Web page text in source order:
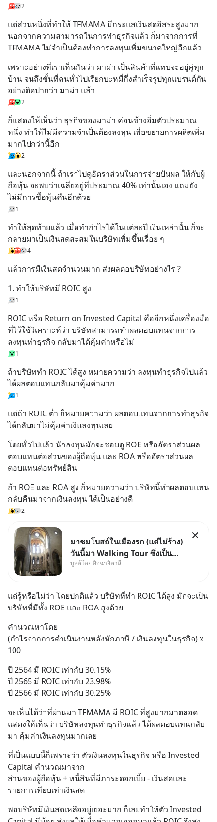
2
แต่ส่วนหนึ่งที่ทำให้ TFMAMA มีกระแสเงินสดอิสระสูงมาก
นอกจากความสามารถในการทำธุรกิจแล้ว ก็มาจากการที่
TFMAMA ไม่จำเป็นต้องทำการลงทุนเพิ่มขนาดใหญ่อีกแล้ว
เพราะอย่างที่เราเห็นกันว่า มาม่า เป็นสินค้าที่แทบจะอยู่คู่ทุก
บ้าน จนถึงขั้นที่คนทั่วไปเรียกบะหมี่กึ่งสำเร็จรูปทุกแบรนด์กัน
อย่างติดปากว่า มาม่า แล้ว
2
ก็แสดงให้เห็นว่า ธุรกิจของมาม่า ค่อนข้างอิ่มตัวประมาณ
หนึ่ง ทำให้ไม่มีความจำเป็นต้องลงทุน เพื่อขยายการผลิตเพิ่ม
มากไปกว่านี้อีก
2
และนอกจากนี้ ถ้าเราไปดูอัตราส่วนในการจ่ายปันผล ให้กับผู้
ถือหุ้น จะพบว่าเฉลี่ยอยู่ที่ประมาณ 40% เท่านั้นเอง แถมยัง
ไม่มีการซื้อหุ้นคืนอีกด้วย
1
ทำให้สุดท้ายแล้ว เมื่อทำกำไรได้ในแต่ละปี เงินเหล่านั้น ก็จะ
กลายมาเป็นเงินสดสะสมในบริษัทเพิ่มขึ้นเรื่อย ๆ
4
แล้วการมีเงินสดจำนวนมาก ส่งผลต่อบริษัทอย่างไร ?
1. ทำให้บริษัทมี ROIC สูง
1
ROIC หรือ Return on Invested Capital คืออีกหนึ่งเครื่องมือ
ที่ไว้ใช้วิเคราะห์ว่า บริษัทสามารถทำผลตอบแทนจากการ
ลงทุนทำธุรกิจ กลับมาได้คุ้มค่าหรือไม่
1
ถ้าบริษัททำ ROIC ได้สูง หมายความว่า ลงทุนทำธุรกิจไปแล้ว
ได้ผลตอบแทนกลับมาคุ้มค่ามาก
1
แต่ถ้า ROIC ต่ำ ก็หมายความว่า ผลตอบแทนจากการทำธุรกิจ
ได้กลับมาไม่คุ้มค่าเงินลงทุนเลย
โดยทั่วไปแล้ว นักลงทุนมักจะชอบดู ROE หรืออัตราส่วนผล
ตอบแทนต่อส่วนของผู้ถือหุ้น และ ROA หรืออัตราส่วนผล
ตอบแทนต่อทรัพย์สิน
ถ้า ROE และ ROA สูง ก็หมายความว่า บริษัทนี้ทำผลตอบแทน
กลับคืนมาจากเงินลงทุน ได้เป็นอย่างดี
2
มาชมโบสถ์ในเมืองรก (แต่ไม่ร้าง)
วันนี้มา Walking Tour ซึ่งเป็น
กิจกรรมสุดแสนจะโปรดปรานของ
บูสต์โดย อิจฉาอิตาลี
แต่รู้หรือไม่ว่า โดยปกติแล้ว บริษัทที่ทำ ROIC ได้สูง มักจะเป็น
บริษัทที่มีทั้ง ROE และ ROA สูงด้วย
คำนวณหาโดย
(กําไรจากการดําเนินงานหลังหักภาษี / เงินลงทุนในธุรกิจ) x
100
ปี 2564 มี ROIC เท่ากับ 30.15%
ปี 2565 มี ROIC เท่ากับ 23.98%
ปี 2566 มี ROIC เท่ากับ 30.25%
จะเห็นได้ว่าที่ผ่านมา TFMAMA มี ROIC ที่สูงมากมาตลอด
แสดงให้เห็นว่า บริษัทลงทุนทำธุรกิจแล้ว ได้ผลตอบแทนกลับ
มา คุ้มค่าเงินลงทุนมากเลย
ที่เป็นแบบนี้ก็เพราะว่า ตัวเงินลงทุนในธุรกิจ หรือ Invested
Capital คำนวณมาจาก
ส่วนของผู้ถือหุ้น + หนี้สินที่มีภาระดอกเบี้ย - เงินสดและ
รายการเทียบเท่าเงินสด
พอบริษัทมีเงินสดเหลืออยู่เยอะมาก ก็เลยทำให้ตัว Invested